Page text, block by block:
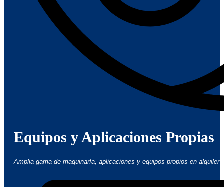
Equipos y Aplicaciones Propias
Amplia gama de maquinaría, aplicaciones y equipos propios en alquiler